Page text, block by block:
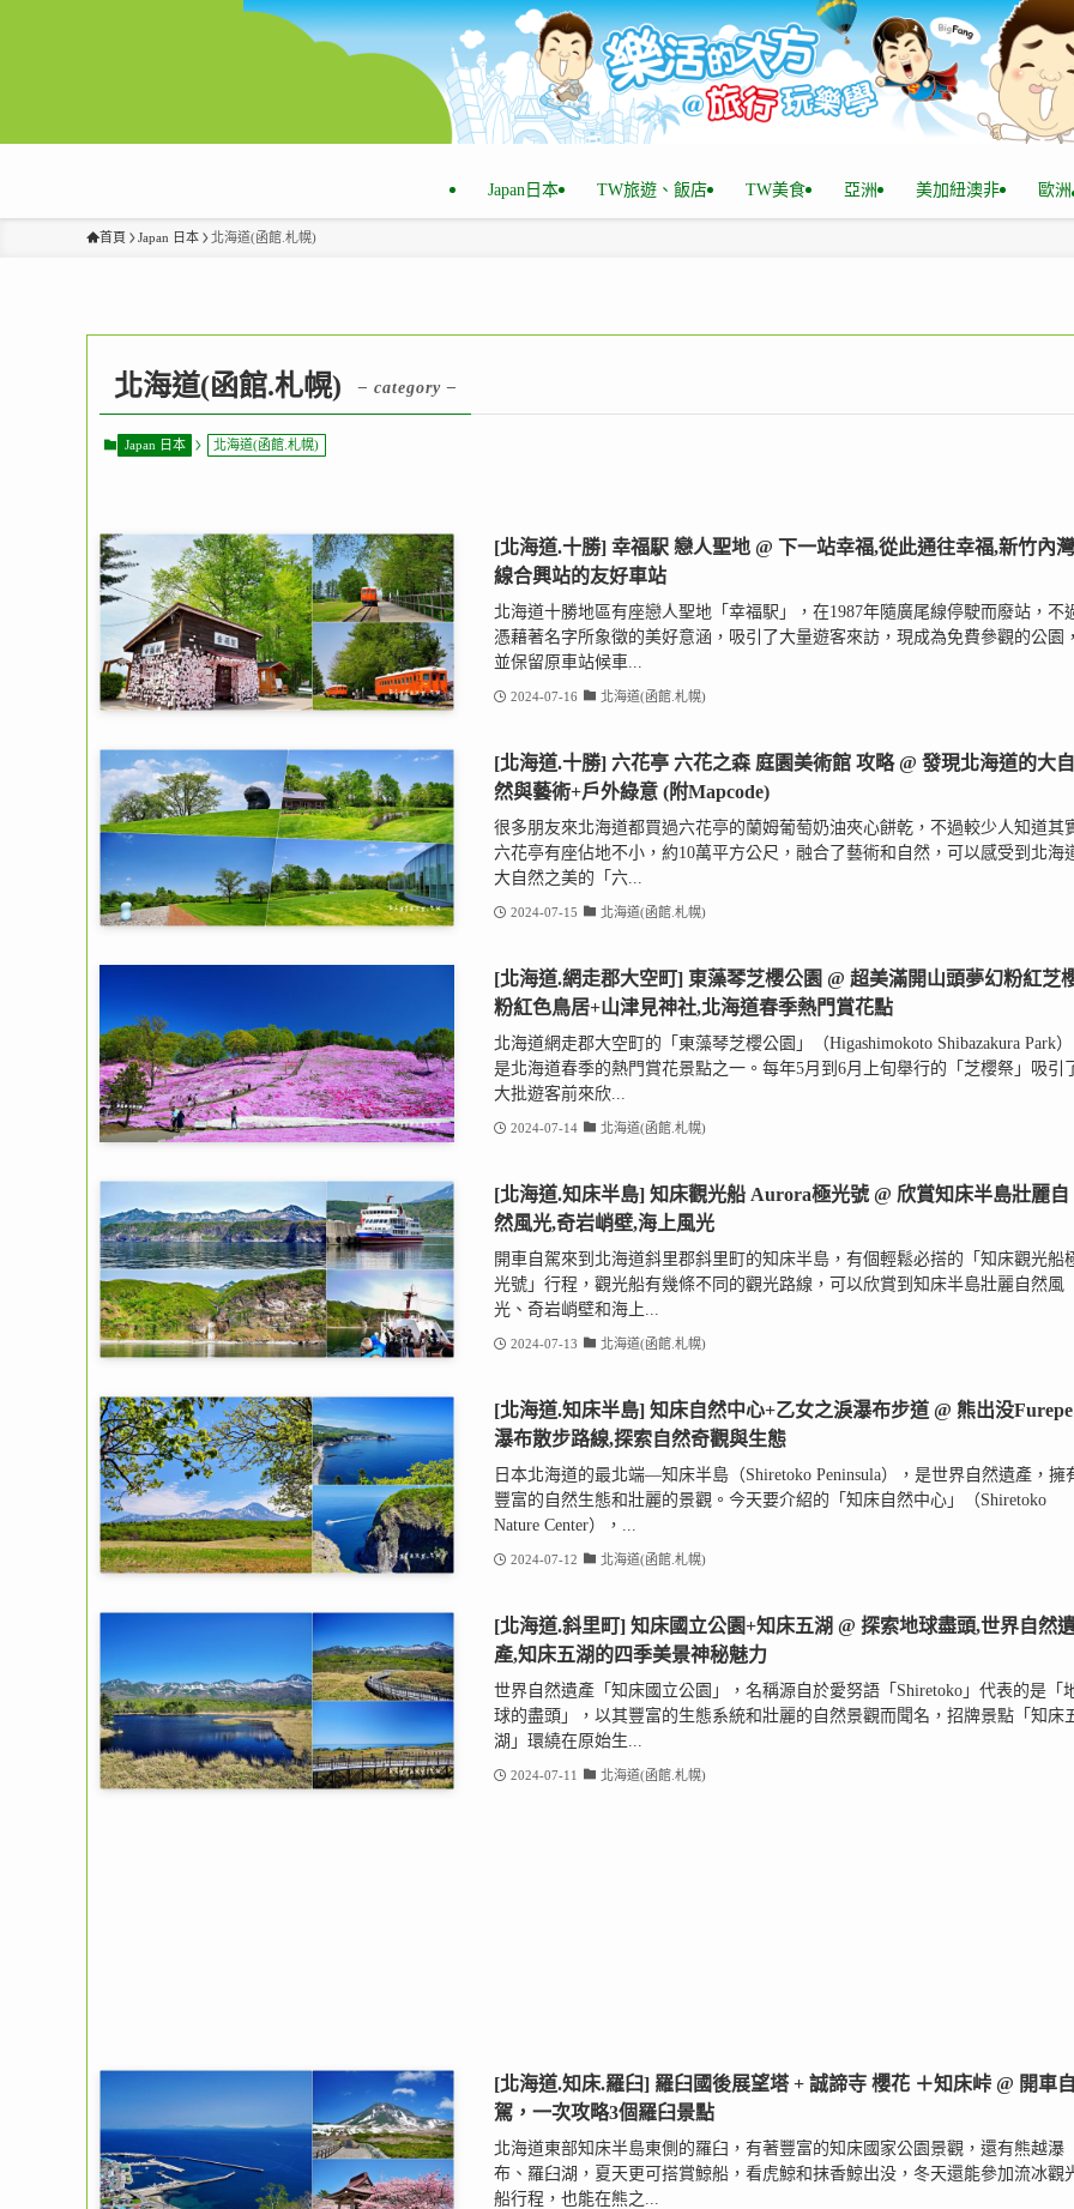
Japan日本 TW旅遊、飯店 TW美食 亞洲 美加紐澳非 歐洲
首頁 Japan 日本 北海道(函館.札幌)
北海道(函館.札幌) – category –
Japan 日本 北海道(函館.札幌)
[北海道.十勝] 幸福駅 戀人聖地 @ 下一站幸福,從此通往幸福,新竹內灣
線合興站的友好車站
北海道十勝地區有座戀人聖地「幸福駅」，在1987年隨廣尾線停駛而廢站，不
憑藉著名字所象徵的美好意涵，吸引了大量遊客來訪，現成為免費參觀的公園，
並保留原車站候車...
2024-07-16 北海道(函館.札幌)
[北海道.十勝] 六花亭 六花之森 庭園美術館 攻略 @ 發現北海道的大自
然與藝術+戶外綠意 (附Mapcode)
很多朋友來北海道都買過六花亭的蘭姆葡萄奶油夾心餅乾，不過較少人知道其
六花亭有座佔地不小，約10萬平方公尺，融合了藝術和自然，可以感受到北海
大自然之美的「六...
2024-07-15 北海道(函館.札幌)
[北海道.網走郡大空町] 東藻琴芝櫻公園 @ 超美滿開山頭夢幻粉紅芝
粉紅色鳥居+山津見神社,北海道春季熱門賞花點
北海道網走郡大空町的「東藻琴芝櫻公園」（Higashimokoto Shibazakura Park）
是北海道春季的熱門賞花景點之一。每年5月到6月上旬舉行的「芝櫻祭」吸引
大批遊客前來欣...
2024-07-14 北海道(函館.札幌)
[北海道.知床半島] 知床觀光船 Aurora極光號 @ 欣賞知床半島壯麗自
然風光,奇岩峭壁,海上風光
開車自駕來到北海道斜里郡斜里町的知床半島，有個輕鬆必搭的「知床觀光船
光號」行程，觀光船有幾條不同的觀光路線，可以欣賞到知床半島壯麗自然風
光、奇岩峭壁和海上...
2024-07-13 北海道(函館.札幌)
[北海道.知床半島] 知床自然中心+乙女之淚瀑布步道 @ 熊出没Furepe
瀑布散步路線,探索自然奇觀與生態
日本北海道的最北端—知床半島（Shiretoko Peninsula），是世界自然遺產，擁
豐富的自然生態和壯麗的景觀。今天要介紹的「知床自然中心」（Shiretoko
Nature Center），...
2024-07-12 北海道(函館.札幌)
[北海道.斜里町] 知床國立公園+知床五湖 @ 探索地球盡頭,世界自然
產,知床五湖的四季美景神秘魅力
世界自然遺產「知床國立公園」，名稱源自於愛努語「Shiretoko」代表的是「
球的盡頭」，以其豐富的生態系統和壯麗的自然景觀而聞名，招牌景點「知床
湖」環繞在原始生...
2024-07-11 北海道(函館.札幌)
[北海道.知床.羅臼] 羅臼國後展望塔 + 誠諦寺 櫻花 ＋知床峠 @ 開車自
駕，一次攻略3個羅臼景點
北海道東部知床半島東側的羅臼，有著豐富的知床國家公園景觀，還有熊越瀑
布、羅臼湖，夏天更可搭賞鯨船，看虎鯨和抹香鯨出没，冬天還能參加流冰觀
船行程，也能在熊之...